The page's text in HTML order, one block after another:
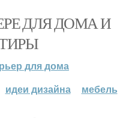
ДЛЯ ДОМА И
для дома
идеи дизайна мебель